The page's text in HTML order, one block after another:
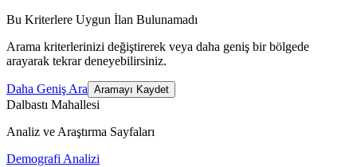
Bu Kriterlere Uygun İlan Bulunamadı
Arama kriterlerinizi değiştirerek veya daha geniş bir bölgede
arayarak tekrar deneyebilirsiniz.
Daha Geniş Ara Aramayı Kaydet
Dalbastı Mahallesi
Analiz ve Araştırma Sayfaları
Demografi Analizi